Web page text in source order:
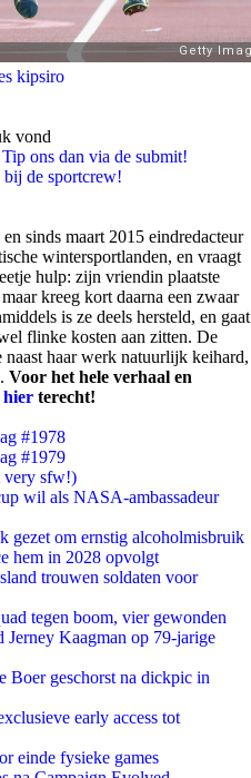
kipsiro
vond
Tip ons dan via de submit!
de sportcrew!
sinds maart 2015 eindredacteur
wintersportlanden, en vraagt
hulp: zijn vriendin plaatste
kreeg kort daarna een zwaar
is ze deels hersteld, en gaat
flinke kosten aan zitten. De
naast haar werk natuurlijk keihard,
Voor het hele verhaal en
hier terecht!
#1978
#1979
very sfw!)
wil als NASA-ambassadeur
gezet om ernstig alcoholmisbruik
hem in 2028 opvolgt
trouwen soldaten voor
tegen boom, vier gewonden
Jerney Kaagman op 79-jarige
Boer geschorst na dickpic in
early access tot
einde fysieke games